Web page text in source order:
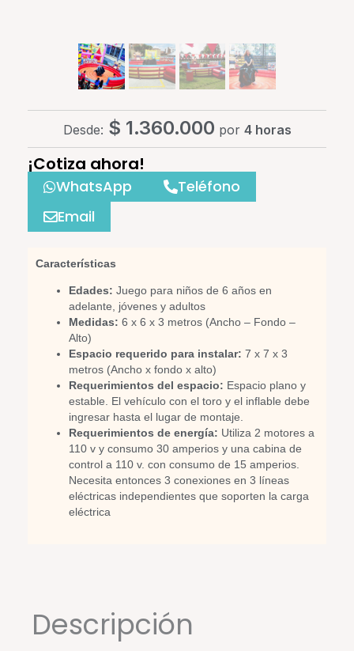
Características
Edades: Juego para niños de 6 años en
adelante, jóvenes y adultos
Medidas: 6 x 6 x 3 metros (Ancho – Fondo –
Alto)
Espacio requerido para instalar: 7 x 7 x 3
metros (Ancho x fondo x alto)
Requerimientos del espacio: Espacio plano y
estable. El vehículo con el toro y el inflable debe
ingresar hasta el lugar de montaje.
Requerimientos de energía: Utiliza 2 motores a
110 v y consumo 30 amperios y una cabina de
control a 110 v. con consumo de 15 amperios.
Necesita entonces 3 conexiones en 3 líneas
eléctricas independientes que soporten la carga
eléctrica
Desde: $ 1.360.000 por 4 horas
¡Cotiza ahora!
WhatsApp
Teléfono
Email
Descripción